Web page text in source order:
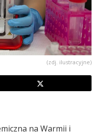
(zdj. ilustracyjne)
na Warmii i